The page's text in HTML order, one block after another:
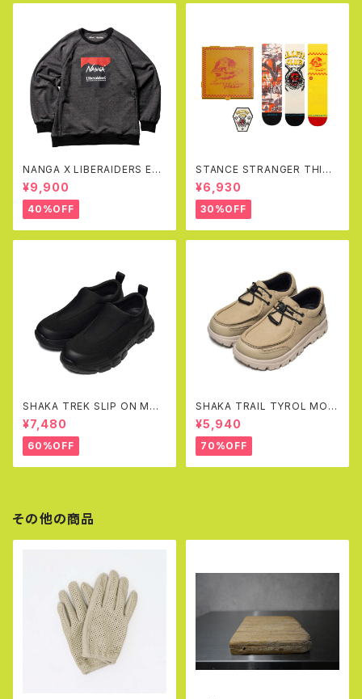
NANGA X LIBERAIDERS EC
O HYBRID SWEAT SHIRT(B
LACK)
¥9,900
40%OFF
STANCE STRANGER THING
S X STANCE CREW SOCKS
BOX SET
¥6,930
30%OFF
SHAKA TREK SLIP ON MOC
AT
¥7,480
60%OFF
SHAKA TRAIL TYROL MOC
EX(SAND)
¥5,940
70%OFF
その他の商品